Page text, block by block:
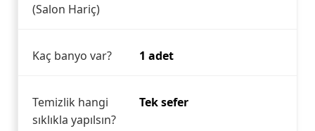
(Salon Hariç)
Kaç banyo var? 1 adet
Temizlik hangi
sıklıkla yapılsın?
Tek sefer